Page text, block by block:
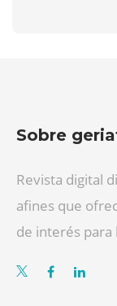
Sobre
Revista digital
afines que
de interés para